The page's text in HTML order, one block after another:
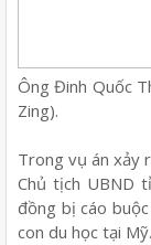
Ông Đinh Quốc
Zing).
Trong vụ án xảy
Chủ tịch UBND
đồng bị cáo
con du học tại Mỹ.